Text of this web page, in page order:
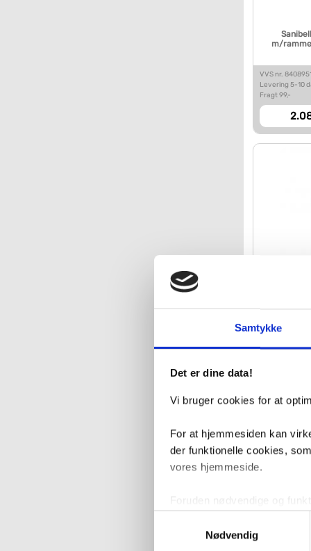
Samtykke
Det er dine data!
Vi bruger cookies for at
For at hjemmesiden kan
der funktionelle cookies,
vores hjemmeside.
med henblik på
Nødvendig
m/
VVS nr.
Levering 5-10
Fragt 99,-
VVS nr. 8409654
Fragt 99,-